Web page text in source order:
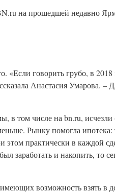
на прошедшей недавно
«Если говорить грубо, в
Анастасия Умарова. –
в том числе на bn.ru,
Рынку помогла
практически в каждой
заработать и накопить, то
возможность взять в